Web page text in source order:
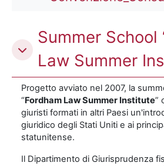
Summer School
Law Summer
Progetto avviato nel 2007, la
“Fordham Law Summer Institute”
giuristi formati in altri Paesi
giuridico degli Stati Uniti e ai
statunitense.
Il Dipartimento di Giurisprudenza